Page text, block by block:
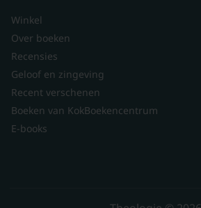
Winkel
Over boeken
Recensies
Geloof en zingeving
Recent verschenen
Boeken van KokBoekencentrum
E-books